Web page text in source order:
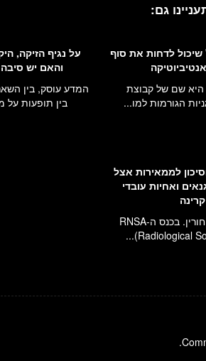
גם:
לדחות את סוף
היא שם של קבוצת
הגורמות למו...
על נגיף הזיקה,
והאם יש
המדע עוסק, בין
בין תופעות על
לממאירות אצל
ואחיות עובדי
קרינה
מאת: עופר בן חורין. בכנס ה-RNSA
(Radiological